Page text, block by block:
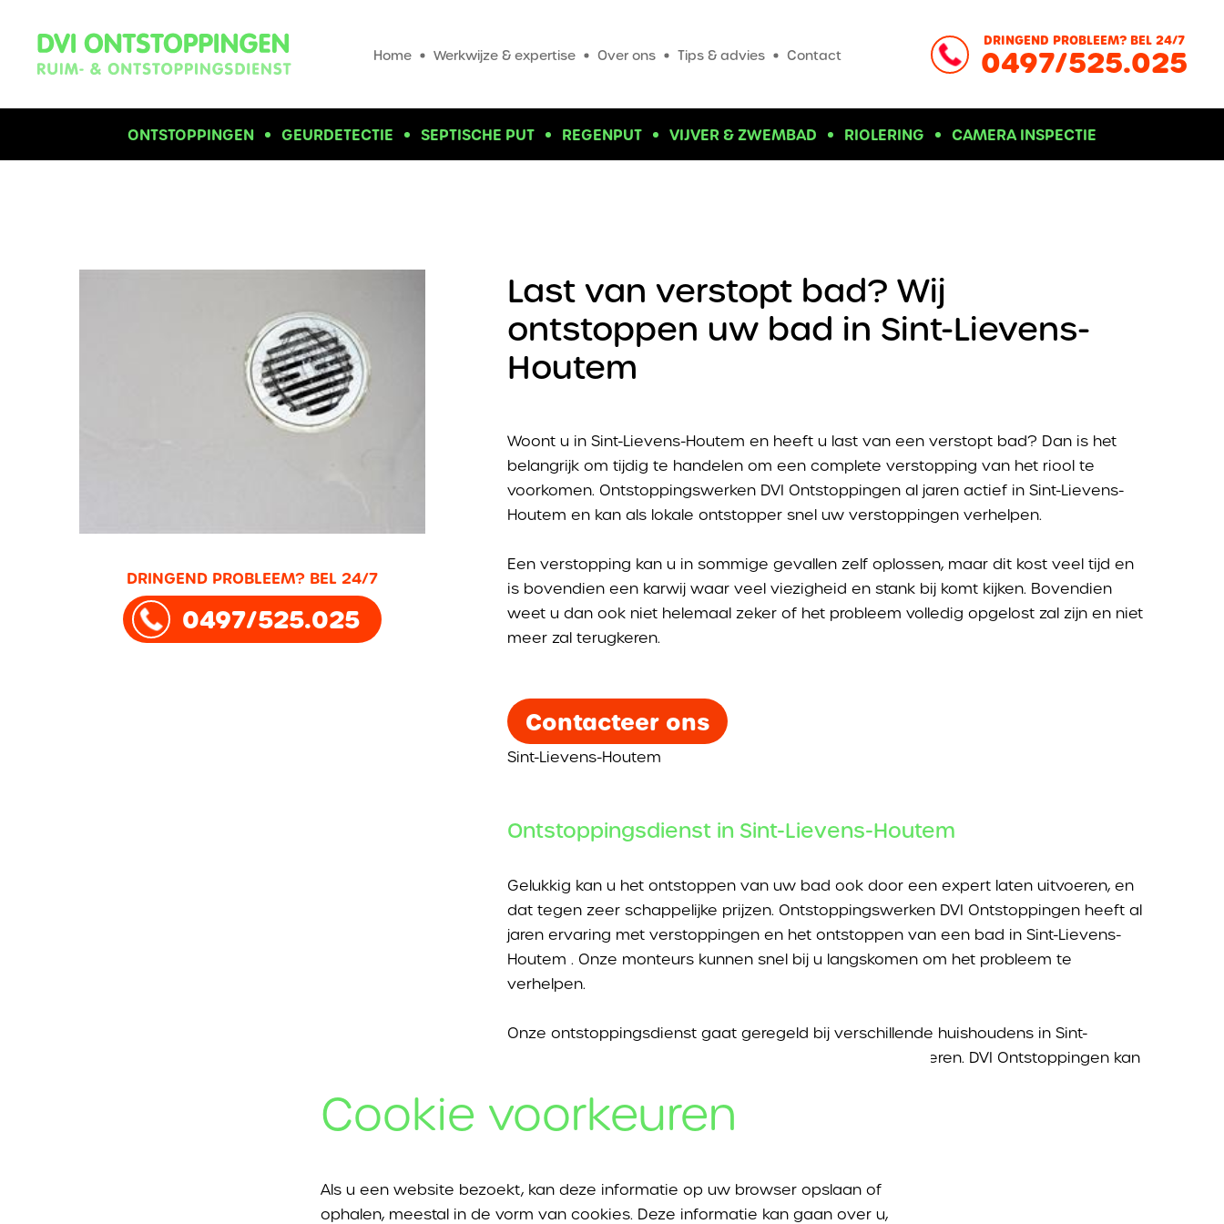
Home Werkwijze & expertise Over ons Tips & advies Contact
DRINGEND PROBLEEM? BEL 24/7
0497/525.025
ONTSTOPPINGEN GEURDETECTIE SEPTISCHE PUT REGENPUT VIJVER & ZWEMBAD RIOLERING CAMERA INSPECTIE
DRINGEND PROBLEEM? BEL 24/7
0497/525.025
Last van verstopt bad? Wij
ontstoppen uw bad in Sint-Lievens-
Houtem
Woont u in Sint-Lievens-Houtem en heeft u last van een verstopt bad? Dan is het
belangrijk om tijdig te handelen om een complete verstopping van het riool te
voorkomen. Ontstoppingswerken DVI Ontstoppingen al jaren actief in Sint-Lievens-
Houtem en kan als lokale ontstopper snel uw verstoppingen verhelpen.
Een verstopping kan u in sommige gevallen zelf oplossen, maar dit kost veel tijd en
is bovendien een karwij waar veel viezigheid en stank bij komt kijken. Bovendien
weet u dan ook niet helemaal zeker of het probleem volledig opgelost zal zijn en niet
meer zal terugkeren.
Contacteer ons
Sint-Lievens-Houtem
Ontstoppingsdienst in Sint-Lievens-Houtem
Gelukkig kan u het ontstoppen van uw bad ook door een expert laten uitvoeren, en
dat tegen zeer schappelijke prijzen. Ontstoppingswerken DVI Ontstoppingen heeft al
jaren ervaring met verstoppingen en het ontstoppen van een bad in Sint-Lievens-
Houtem . Onze monteurs kunnen snel bij u langskomen om het probleem te
verhelpen.
Onze ontstoppingsdienst gaat geregeld bij verschillende huishoudens in Sint-
Lievens-Houtem langs om ontstoppingswerken uit te voeren. DVI Ontstoppingen kan
ontstoppen vangootsteenofpompbak
Cookie voorkeuren
Als u een website bezoekt, kan deze informatie op uw browser opslaan of
ophalen, meestal in de vorm van cookies. Deze informatie kan gaan over u,